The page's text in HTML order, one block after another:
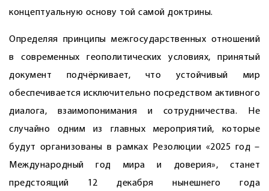
концептуальную основу той самой доктрины.
Определяя принципы межгосударственных отношений
в современных геополитических условиях, принятый
документ подчёркивает, что устойчивый мир
обеспечивается исключительно посредством активного
диалога, взаимопонимания и сотрудничества. Не
случайно одним из главных мероприятий, которые
будут организованы в рамках Резолюции «2025 год –
Международный год мира и доверия», станет
предстоящий 12 декабря нынешнего года